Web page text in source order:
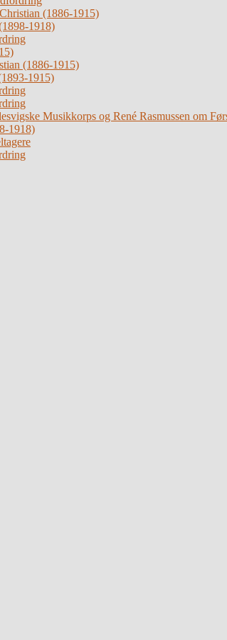
(1886-1915)
1918)
(1886-1915)
1915)
Musikkorps og René Rasmussen om
1918)